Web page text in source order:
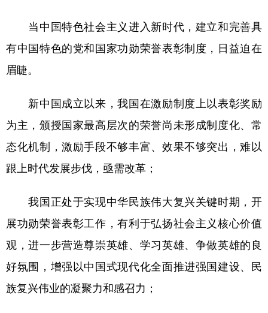
当中国特色社会主义进入新时代，建立和完善具
有中国特色的党和国家功勋荣誉表彰制度，日益迫在
眉睫。
新中国成立以来，我国在激励制度上以表彰奖励
为主，颁授国家最高层次的荣誉尚未形成制度化、常
态化机制，激励手段不够丰富、效果不够突出，难以
跟上时代发展步伐，亟需改革；
我国正处于实现中华民族伟大复兴关键时期，开
展功勋荣誉表彰工作，有利于弘扬社会主义核心价值
观，进一步营造尊崇英雄、学习英雄、争做英雄的良
好氛围，增强以中国式现代化全面推进强国建设、民
族复兴伟业的凝聚力和感召力；